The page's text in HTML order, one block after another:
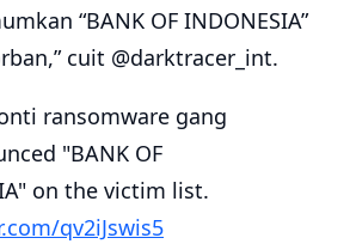
“BANK OF INDONESIA”
cuit @darktracer_int.
ransomware gang
"BANK OF
on the victim list.
qv2iJswis5